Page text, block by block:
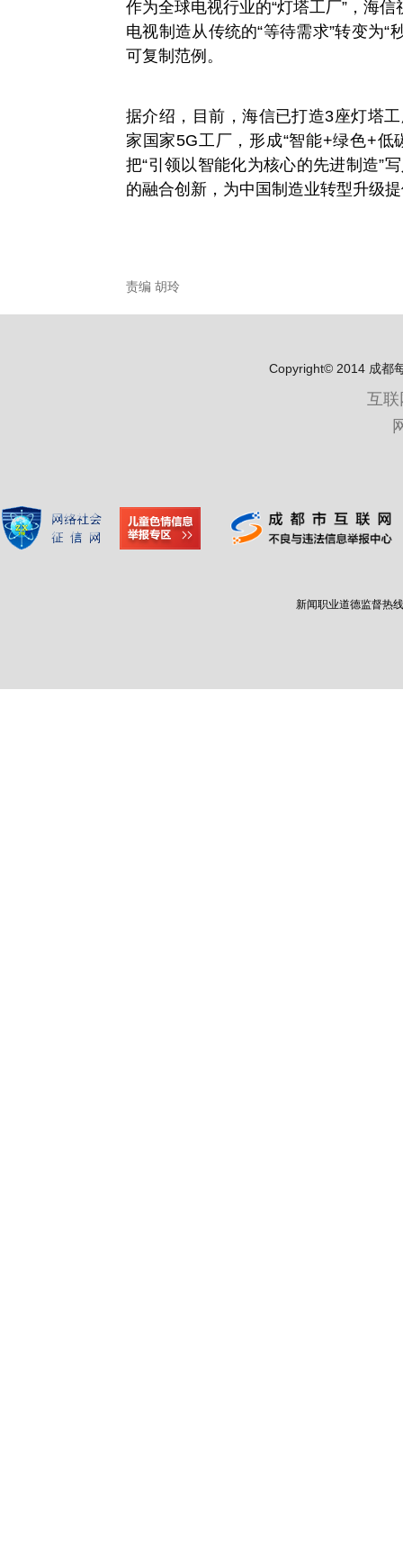
作为全球电视行业的“灯塔工厂”，海
电视制造从传统的“等待需求”转变为“
可复制范例。
据介绍，目前，海信已打造3座灯塔
家国家5G工厂，形成“智能+绿色+
把“引领以智能化为核心的先进制造”
的融合创新，为中国制造业转型升级
责编 胡玲
Copyright© 2014 成都
互
新闻职业道德监督热